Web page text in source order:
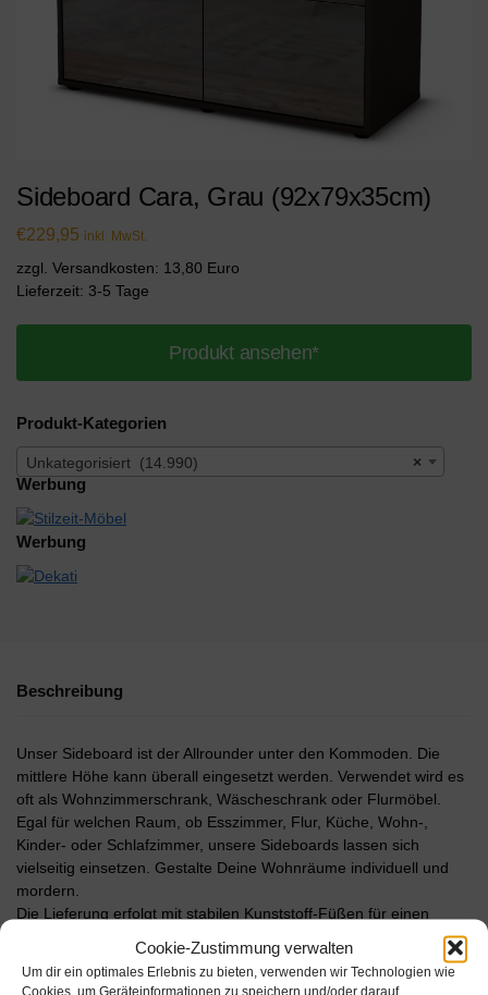
Cookie-Zustimmung verwalten
Um dir ein optimales Erlebnis zu bieten, verwenden wir Technologien wie
Cookies, um Geräteinformationen zu speichern und/oder darauf
Sideboard Cara, Grau (92x79x35cm)
€229,95 inkl. MwSt.
zzgl. Versandkosten: 13,80 Euro
Lieferzeit: 3-5 Tage
Produkt ansehen*
Produkt-Kategorien
×
Unkategorisiert (14.990)
Werbung
Werbung
Beschreibung
Unser Sideboard ist der Allrounder unter den Kommoden. Die
mittlere Höhe kann überall eingesetzt werden. Verwendet wird es
oft als Wohnzimmerschrank, Wäscheschrank oder Flurmöbel.
Egal für welchen Raum, ob Esszimmer, Flur, Küche, Wohn-,
Kinder- oder Schlafzimmer, unsere Sideboards lassen sich
vielseitig einsetzen. Gestalte Deine Wohnräume individuell und
mordern.
Die Lieferung erfolgt mit stabilen Kunststoff-Füßen für einen
sicheren Stand. Mit der Push to Open-Funktion lassen sich Türen,
Klappen & Schubkästen einfach durch antippen öffnen. Die
verwendeten Materialen sind besonders langlebig und